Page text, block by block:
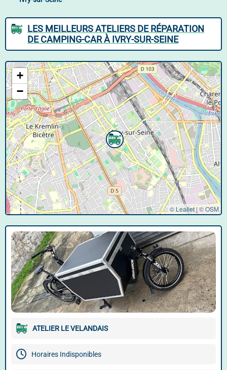
LES MEILLEURS ATELIERS DE RÉPARATION
DE CAMPING-CAR À IVRY-SUR-SEINE
+
−
© Leaflet|©OSM
ATELIER LE VELANDAIS
Horaires Indisponibles